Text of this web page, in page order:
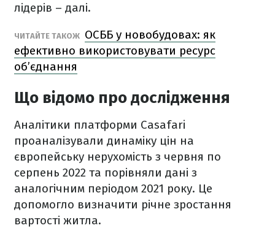
лідерів – далі.
ЧИТАЙТЕ ТАКОЖ ОСББ у новобудовах: як
ефективно використовувати ресурс
об’єднання
Що відомо про дослідження
Аналітики платформи Casafari
проаналізували динаміку цін на
європейську нерухомість з червня по
серпень 2022 та порівняли дані з
аналогічним періодом 2021 року. Це
допомогло визначити річне зростання
вартості житла.